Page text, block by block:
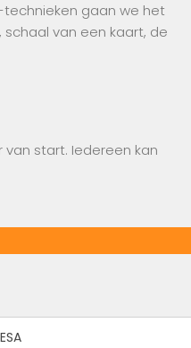
technieken gaan we het
van een kaart, de
start. Iedereen kan